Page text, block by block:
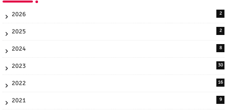
2026 2
2025 2
2024 8
2023 30
2022 16
2021 9